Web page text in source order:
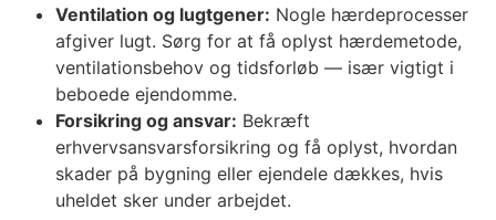
Ventilation og lugtgener: Nogle hærdeprocesser
afgiver lugt. Sørg for at få oplyst hærdemetode,
ventilationsbehov og tidsforløb — især vigtigt i
beboede ejendomme.
Forsikring og ansvar: Bekræft
erhvervsansvarsforsikring og få oplyst, hvordan
skader på bygning eller ejendele dækkes, hvis
uheldet sker under arbejdet.